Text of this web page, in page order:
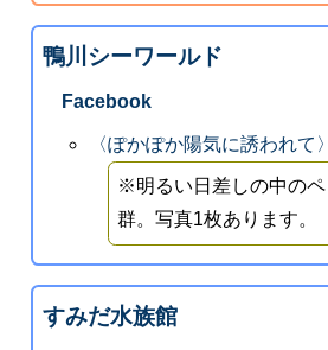
鴨川シーワールド
Facebook
〈ぽかぽか陽気に誘われて〉
※明るい日差しの中の
群。写真1枚あります。
すみだ水族館